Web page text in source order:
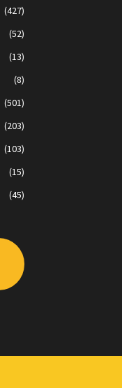
(427)
(52)
(13)
(8)
(501)
(203)
(103)
(15)
(45)